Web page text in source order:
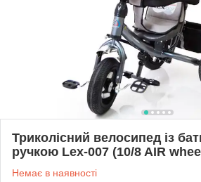
Триколісний велосипед із
ручкою Lex-007 (10/8 AIR
Немає в наявності